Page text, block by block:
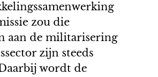
zou die
aan de militarisering
zijn steeds
wordt de